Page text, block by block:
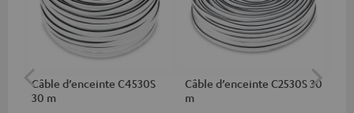
Câble d’enceinte C4530S
30 m
Câble d’enceinte C2530S 30
m